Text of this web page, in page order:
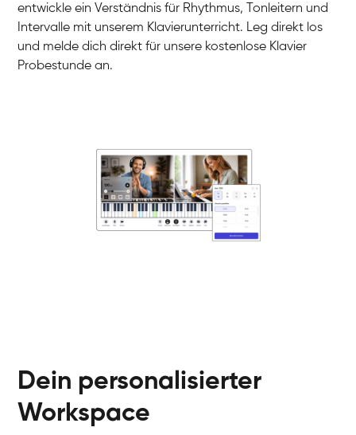
Klavier / Piano / Flügel
Klavier / Piano / Flügel
entwickle ein Verständnis für Rhythmus, Tonleitern und
Intervalle mit unserem Klavierunterricht. Leg direkt los
und melde dich direkt für unsere kostenlose Klavier
Probestunde an.
Dein personalisierter
Workspace